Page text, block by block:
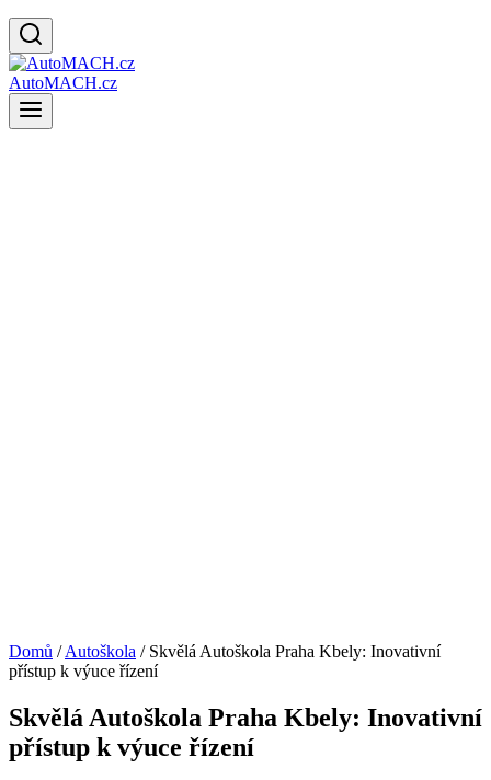
AutoMACH.cz
Domů / Autoškola / Skvělá Autoškola Praha Kbely: Inovativní
přístup k výuce řízení
Skvělá Autoškola Praha Kbely: Inovativní
přístup k výuce řízení